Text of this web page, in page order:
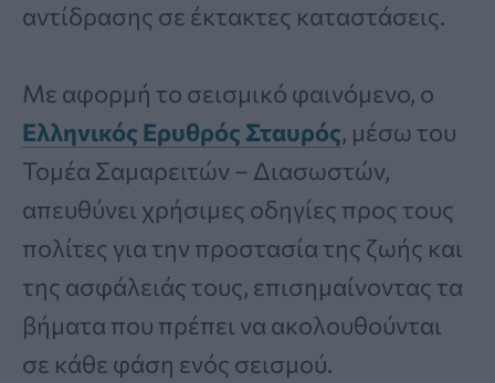
αντίδρασης σε έκτακτες καταστάσεις.
Με αφορμή το σεισμικό φαινόμενο, ο
Ελληνικός Ερυθρός Σταυρός, μέσω του
Τομέα Σαμαρειτών – Διασωστών,
απευθύνει χρήσιμες οδηγίες προς τους
πολίτες για την προστασία της ζωής και
της ασφάλειάς τους, επισημαίνοντας τα
βήματα που πρέπει να ακολουθούνται
σε κάθε φάση ενός σεισμού.